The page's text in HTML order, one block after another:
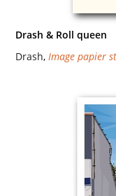
Drash & Roll queen
Drash, Image papier